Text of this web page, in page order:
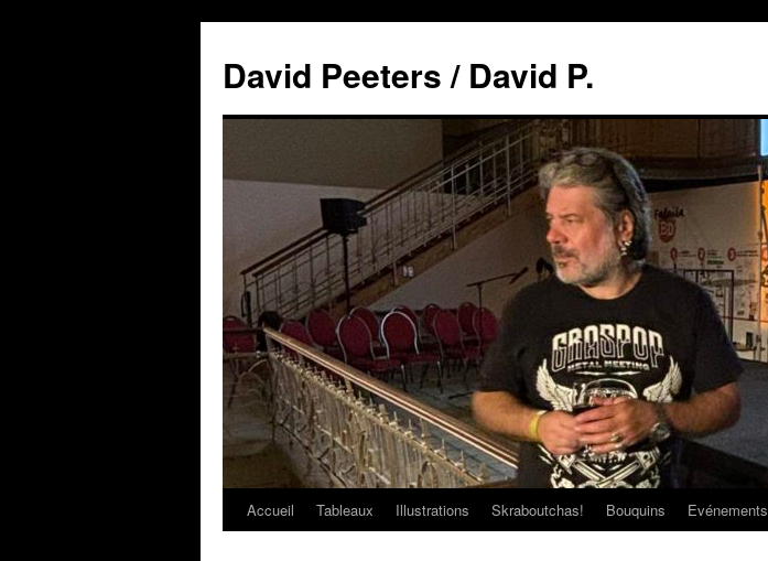
David Peeters / David P.
Accueil Tableaux Illustrations Skraboutchas! Bouquins Evénements